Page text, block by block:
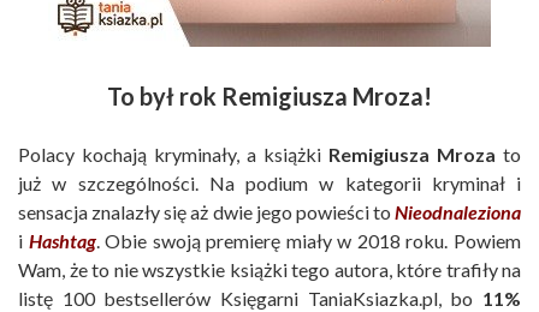
To był rok Remigiusza Mroza!
Polacy kochają kryminały, a książki Remigiusza Mroza to
już w szczególności. Na podium w kategorii kryminał i
sensacja znalazły się aż dwie jego powieści to Nieodnaleziona
i Hashtag. Obie swoją premierę miały w 2018 roku. Powiem
Wam, że to nie wszystkie książki tego autora, które trafiły na
listę 100 bestsellerów Księgarni TaniaKsiazka.pl, bo 11%